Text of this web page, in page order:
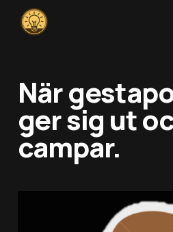
När
ger sig ut
campar.